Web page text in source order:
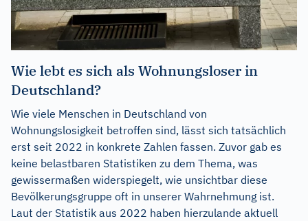
Wie lebt es sich als Wohnungsloser in
Deutschland?
Wie viele Menschen in Deutschland von
Wohnungslosigkeit betroffen sind, lässt sich tatsächlich
erst seit 2022 in konkrete Zahlen fassen. Zuvor gab es
keine belastbaren Statistiken zu dem Thema, was
gewissermaßen widerspiegelt, wie unsichtbar diese
Bevölkerungsgruppe oft in unserer Wahrnehmung ist.
Laut der Statistik aus 2022 haben hierzulande aktuell